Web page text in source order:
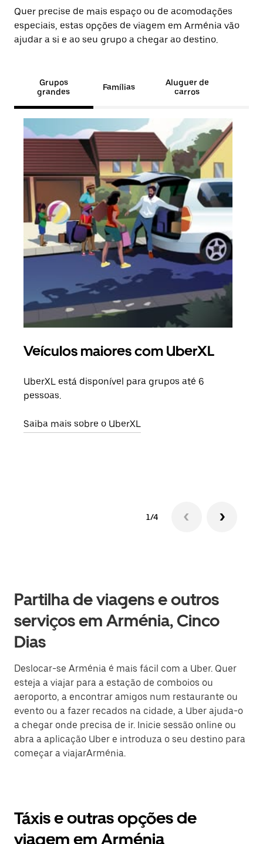
Quer precise de mais espaço ou de acomodações
especiais, estas opções de viagem em Arménia vão
ajudar a si e ao seu grupo a chegar ao destino.
Grupos
grandes
Famílias
Aluguer de
carros
Veículos maiores com UberXL
UberXL está disponível para grupos até 6
pessoas.
Saiba mais sobre o UberXL
1/4
Partilha de viagens e outros
serviços em Arménia, Cinco
Dias
Deslocar-se Arménia é mais fácil com a Uber. Quer
esteja a viajar para a estação de comboios ou
aeroporto, a encontrar amigos num restaurante ou
evento ou a fazer recados na cidade, a Uber ajuda-o
a chegar onde precisa de ir. Inicie sessão online ou
abra a aplicação Uber e introduza o seu destino para
começar a viajarArménia.
Táxis e outras opções de
viagem em Arménia